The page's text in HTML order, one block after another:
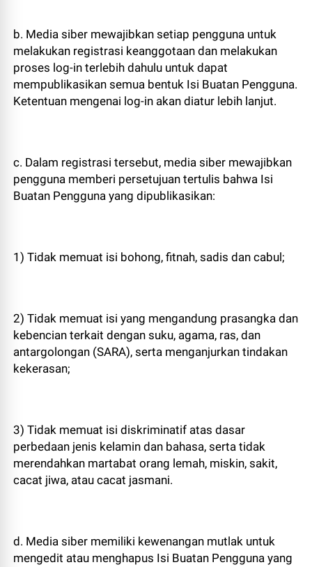
b. Media siber mewajibkan setiap pengguna untuk
melakukan registrasi keanggotaan dan melakukan
proses log-in terlebih dahulu untuk dapat
mempublikasikan semua bentuk Isi Buatan Pengguna.
Ketentuan mengenai log-in akan diatur lebih lanjut.
c. Dalam registrasi tersebut, media siber mewajibkan
pengguna memberi persetujuan tertulis bahwa Isi
Buatan Pengguna yang dipublikasikan:
1) Tidak memuat isi bohong, fitnah, sadis dan cabul;
2) Tidak memuat isi yang mengandung prasangka dan
kebencian terkait dengan suku, agama, ras, dan
antargolongan (SARA), serta menganjurkan tindakan
kekerasan;
3) Tidak memuat isi diskriminatif atas dasar
perbedaan jenis kelamin dan bahasa, serta tidak
merendahkan martabat orang lemah, miskin, sakit,
cacat jiwa, atau cacat jasmani.
d. Media siber memiliki kewenangan mutlak untuk
mengedit atau menghapus Isi Buatan Pengguna yang